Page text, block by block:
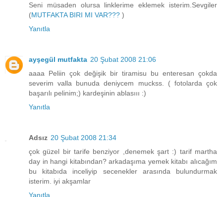
Seni müsaden olursa linklerime eklemek isterim.Sevgiler
(MUTFAKTA BIRI MI VAR??? )
Yanıtla
ayşegül mutfakta 20 Şubat 2008 21:06
aaaa Peliin çok değişik bir tiramisu bu enteresan çokda
severim valla bunuda deniycem muckss. ( fotolarda çok
başarılı pelinim;) kardeşinin ablasııı :)
Yanıtla
Adsız 20 Şubat 2008 21:34
çok güzel bir tarife benziyor ,denemek şart :) tarif martha
day in hangi kitabından? arkadaşıma yemek kitabı alıcağım
bu kitabıda inceliyip secenekler arasında bulundurmak
isterim. iyi akşamlar
Yanıtla